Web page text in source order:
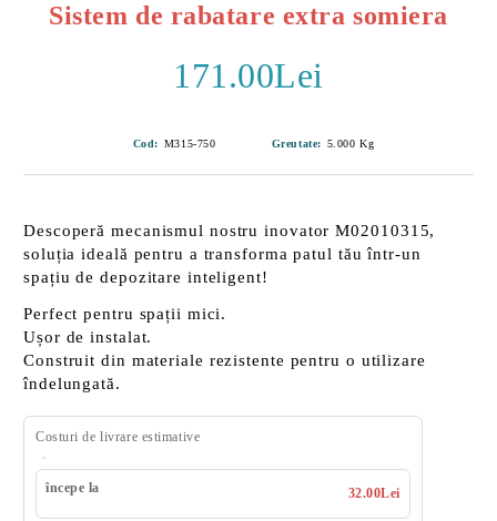
Sistem de rabatare extra somiera
171.00Lei
Cod: M315-750 Greutate: 5.000 Kg
Descoperă mecanismul nostru inovatorM02010315,
soluția ideală pentru a transforma patul tău într-un
spațiu de depozitare inteligent!
Perfect pentru spații mici.
Ușor de instalat.
Construit din materiale rezistente pentru o utilizare
îndelungată.
Costuri de livrare estimative
începe la 32.00Lei